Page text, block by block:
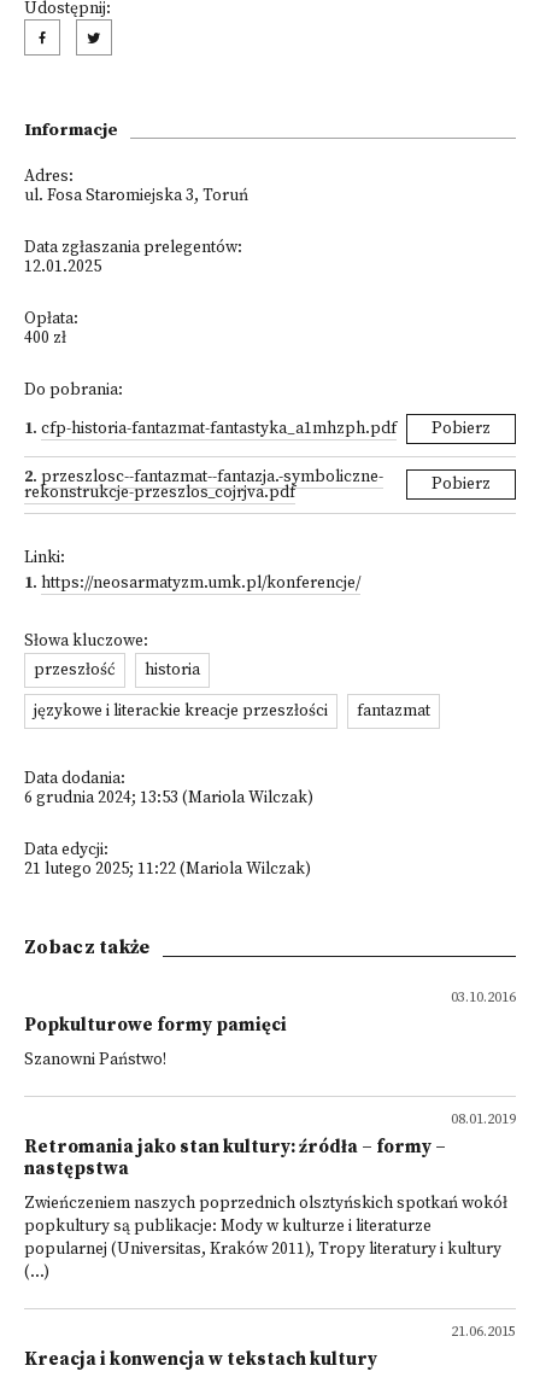
Udostępnij:
Informacje
Adres:
ul. Fosa Staromiejska 3, Toruń
Data zgłaszania prelegentów:
12.01.2025
Opłata:
400 zł
Do pobrania:
1. cfp-historia-fantazmat-fantastyka_a1mhzph.pdf Pobierz
2. przeszlosc--fantazmat--fantazja.-symboliczne-
rekonstrukcje-przeszlos_cojrjva.pdf Pobierz
Linki:
1. https://neosarmatyzm.umk.pl/konferencje/
Słowa kluczowe:
przeszłość
historia
językowe i literackie kreacje przeszłości
fantazmat
Data dodania:
6 grudnia 2024; 13:53 (Mariola Wilczak)
Data edycji:
21 lutego 2025; 11:22 (Mariola Wilczak)
Zobacz także
03.10.2016
Popkulturowe formy pamięci
Szanowni Państwo!
08.01.2019
Retromania jako stan kultury: źródła – formy –
następstwa
Zwieńczeniem naszych poprzednich olsztyńskich spotkań wokół
popkultury są publikacje: Mody w kulturze i literaturze
popularnej (Universitas, Kraków 2011), Tropy literatury i kultury
(...)
21.06.2015
Kreacja i konwencja w tekstach kultury